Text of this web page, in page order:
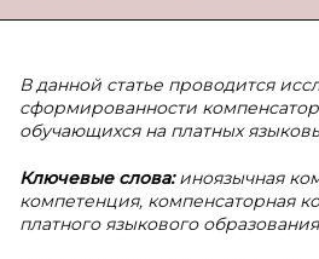
В данной статье проводится
сформированности
обучающихся на платных
Ключевые слова:иноязычная
компетенция, компенсаторная
платного языкового